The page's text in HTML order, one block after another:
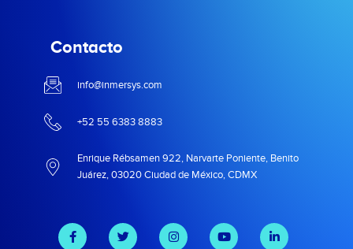
Contacto
info@inmersys.com
+52 55 6383 8883
Enrique Rébsamen 922, Narvarte Poniente, Benito
Juárez, 03020 Ciudad de México, CDMX